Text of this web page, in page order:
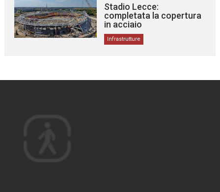
Stadio Lecce:
completata la copertura
in acciaio
Infrastrutture